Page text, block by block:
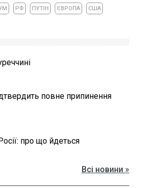
РФ ПУТІН ЄВРОПА США
повне припинення
про що йдеться
Всі новини »